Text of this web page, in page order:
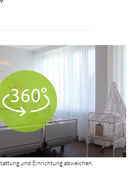
und Einrichtung abweichen.